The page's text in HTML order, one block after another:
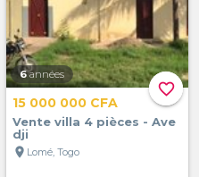
favorite_border
6 années
15 000 000 CFA
Vente villa 4 pièces - Ave
dji
location_on Lomé, Togo